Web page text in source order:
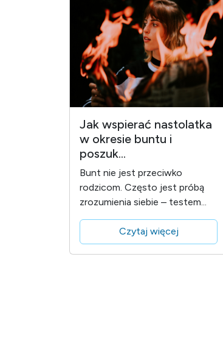
Jak wspierać nastolatka
w okresie buntu i
poszuk...
Bunt nie jest przeciwko
rodzicom. Często jest próbą
zrozumienia siebie – testem...
Czytaj więcej